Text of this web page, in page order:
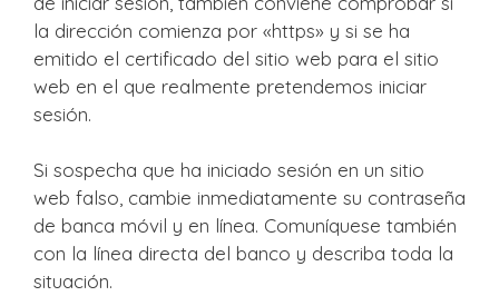
la dirección comienza por «https» y si se ha
emitido el certificado del sitio web para el sitio
web en el que realmente pretendemos iniciar
sesión.
Si sospecha que ha iniciado sesión en un sitio
web falso, cambie inmediatamente su contraseña
de banca móvil y en línea. Comuníquese también
con la línea directa del banco y describa toda la
situación.